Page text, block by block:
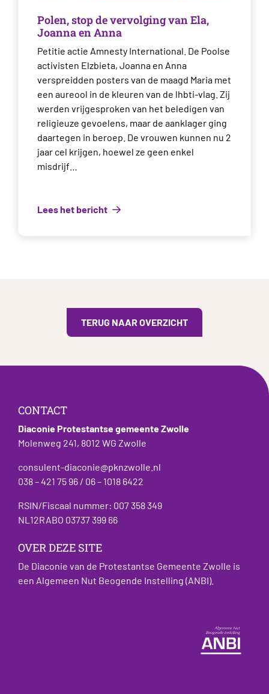
Polen, stop de vervolging van Ela,
Joanna en Anna
Petitie actie Amnesty International. De Poolse
activisten Elzbieta, Joanna en Anna
verspreidden posters van de maagd Maria met
een aureool in de kleuren van de lhbti-vlag. Zij
werden vrijgesproken van het beledigen van
religieuze gevoelens, maar de aanklager ging
daartegen in beroep. De vrouwen kunnen nu 2
jaar cel krijgen, hoewel ze geen enkel
misdrijf…
Lees het bericht
TERUG NAAR OVERZICHT
CONTACT
Diaconie Protestantse gemeente Zwolle
Molenweg 241, 8012 WG Zwolle
consulent-diaconie@pknzwolle.nl
038 – 421 75 96 / 06 – 1018 6422
RSIN/Fiscaal nummer: 007 358 349
NL12RABO 03737 399 66
OVER DEZE SITE
De Diaconie van de Protestantse Gemeente Zwolle is
een Algemeen Nut Beogende Instelling (ANBI).